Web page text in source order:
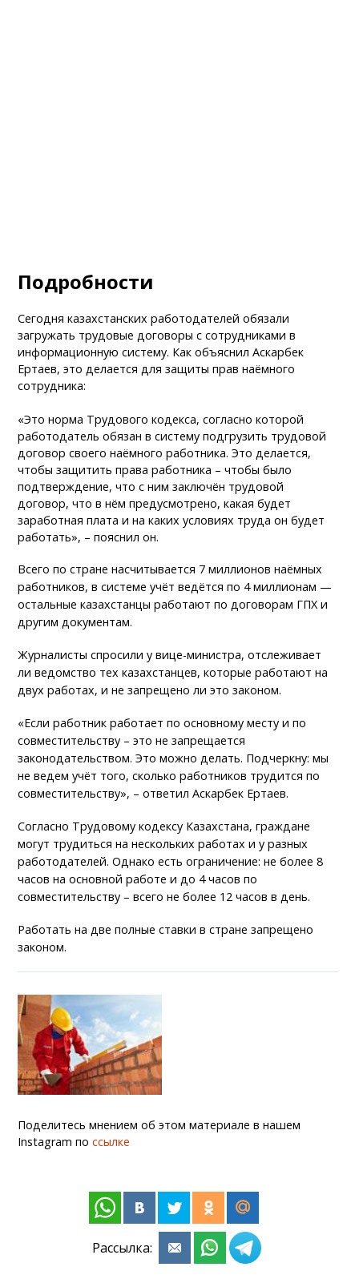
Подробности
Сегодня казахстанских работодателей обязали
загружать трудовые договоры с сотрудниками в
информационную систему. Как объяснил Аскарбек
Ертаев, это делается для защиты прав наёмного
сотрудника:
«Это норма Трудового кодекса, согласно которой
работодатель обязан в систему подгрузить трудовой
договор своего наёмного работника. Это делается,
чтобы защитить права работника – чтобы было
подтверждение, что с ним заключён трудовой
договор, что в нём предусмотрено, какая будет
заработная плата и на каких условиях труда он будет
работать», – пояснил он.
Всего по стране насчитывается 7 миллионов наёмных
работников, в системе учёт ведётся по 4 миллионам —
остальные казахстанцы работают по договорам ГПХ и
другим документам.
Журналисты спросили у вице-министра, отслеживает
ли ведомство тех казахстанцев, которые работают на
двух работах, и не запрещено ли это законом.
«Если работник работает по основному месту и по
совместительству – это не запрещается
законодательством. Это можно делать. Подчеркну: мы
не ведем учёт того, сколько работников трудится по
совместительству», – ответил Аскарбек Ертаев.
Согласно Трудовому кодексу Казахстана, граждане
могут трудиться на нескольких работах и у разных
работодателей. Однако есть ограничение: не более 8
часов на основной работе и до 4 часов по
совместительству – всего не более 12 часов в день.
Работать на две полные ставки в стране запрещено
законом.
Поделитесь мнением об этом материале в нашем
Instagram поссылке
Рассылка: